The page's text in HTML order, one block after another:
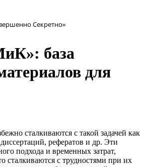
Секретно»
база
для
сталкиваются с такой задачей как
рефератов и др. Эти
подхода и временных затрат,
сталкиваются с трудностями при их